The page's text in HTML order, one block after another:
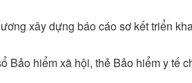
xây dựng báo cáo sơ kết triển
Bảo hiểm xã hội, thẻ Bảo hiểm y tế